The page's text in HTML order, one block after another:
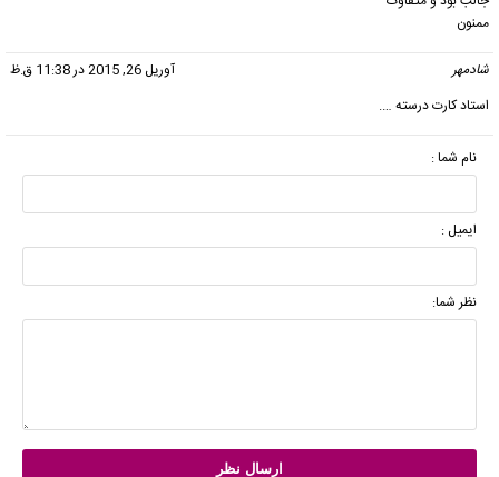
ممنون
شادمهر
آوریل 26, 2015 در 11:38 ق.ظ
استاد کارت درسته ….
نام شما :
ایمیل :
نظر شما: